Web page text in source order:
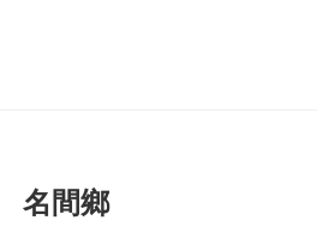
名間鄉